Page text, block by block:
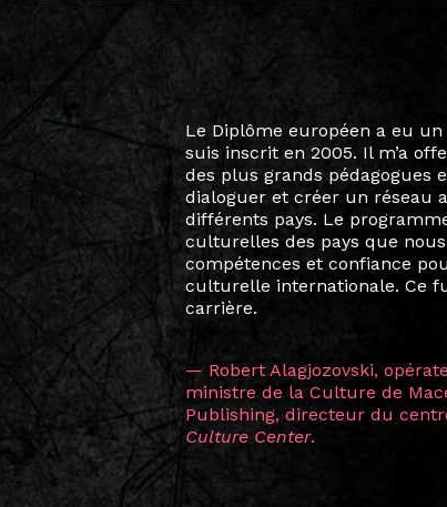
Le destin a voulu que ma vie
arts soient étroitement liées.
Marcel Hicter, j’ai intégré un
vibrant, qui s’est étendu bien
quelques mois, j’invitais mes
allant de Baguio City à Pékin,
Manille, Tokyo et Varsovie,
consistant à connecter des
continents.
L’une des rencontres les
consœur HicterienneRuthe
la vision ont transformé ma
Singapour à Berlin pendant
les amitiés forgées durant
solidité et m’encouragent à